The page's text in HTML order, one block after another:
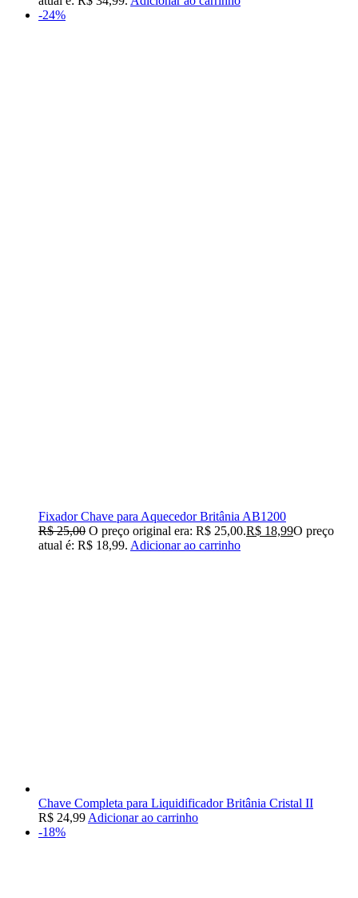
-24%
Fixador Chave para Aquecedor Britânia AB1200
R$25,00 O preço original era: R$ 25,00.R$ 18,99O preço
atual é: R$ 18,99. Adicionar ao carrinho
Chave Completa para Liquidificador Britânia Cristal II
R$ 24,99Adicionar ao carrinho
-18%